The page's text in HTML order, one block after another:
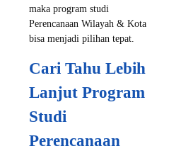
maka program studi
Perencanaan Wilayah & Kota
bisa menjadi pilihan tepat.
Cari Tahu Lebih
Lanjut Program
Studi
Perencanaan